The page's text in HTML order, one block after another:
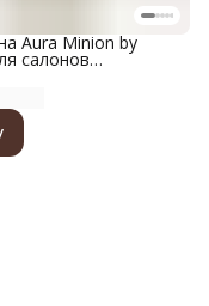
Aura Minion by
салонов
металлический
матовый темно-